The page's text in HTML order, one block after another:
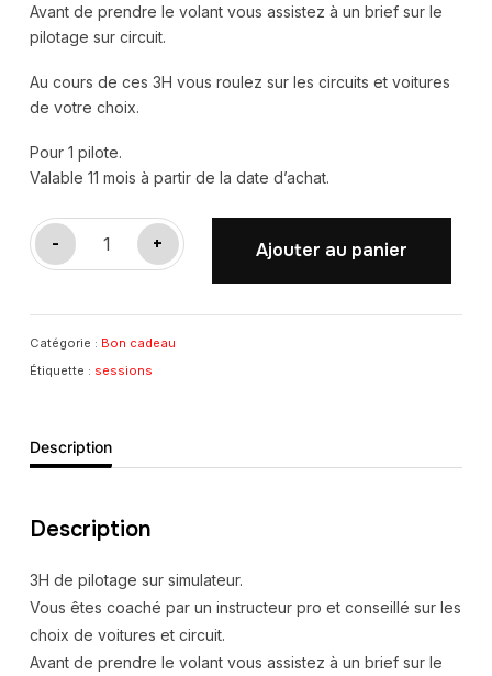
Avant de prendre le volant vous assistez à un brief sur le
pilotage sur circuit.
Au cours de ces 3H vous roulez sur les circuits et voitures
de votre choix.
Pour 1 pilote.
Valable 11 mois à partir de la date d’achat.
-
quantité
de
cadeau
-
Pack
+ Ajouter au panier
Catégorie : Bon cadeau
Étiquette : sessions
Description
Description
3H de pilotage sur simulateur.
Vous êtes coaché par un instructeur pro et conseillé sur les
choix de voitures et circuit.
Avant de prendre le volant vous assistez à un brief sur le